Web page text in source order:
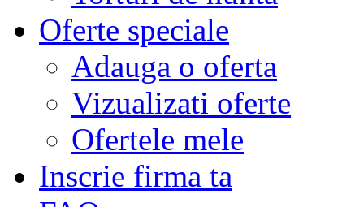
Oferte speciale
Adauga o oferta
Vizualizati oferte
Ofertele mele
Inscrie firma ta